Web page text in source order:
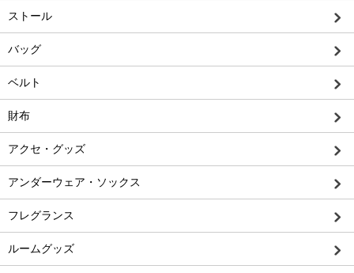
ストール
バッグ
ベルト
財布
アクセ・グッズ
アンダーウェア・ソックス
フレグランス
ルームグッズ